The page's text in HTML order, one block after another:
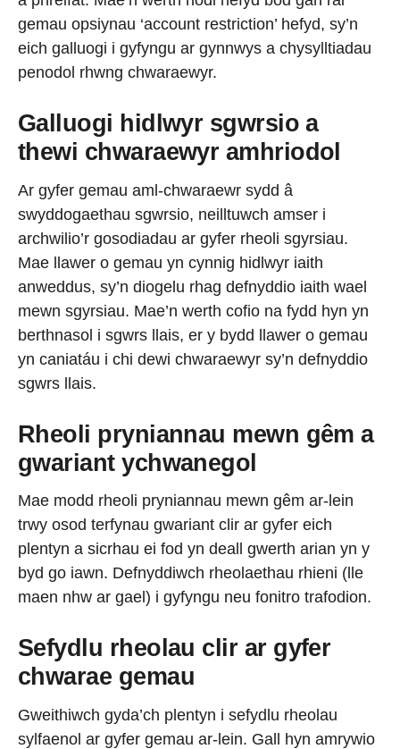
gemau opsiynau ‘account restriction’ hefyd, sy’n
eich galluogi i gyfyngu ar gynnwys a chysylltiadau
penodol rhwng chwaraewyr.
Galluogi hidlwyr sgwrsio a
thewi chwaraewyr amhriodol
Ar gyfer gemau aml-chwaraewr sydd â
swyddogaethau sgwrsio, neilltuwch amser i
archwilio’r gosodiadau ar gyfer rheoli sgyrsiau.
Mae llawer o gemau yn cynnig hidlwyr iaith
anweddus, sy’n diogelu rhag defnyddio iaith wael
mewn sgyrsiau. Mae’n werth cofio na fydd hyn yn
berthnasol i sgwrs llais, er y bydd llawer o gemau
yn caniatáu i chi dewi chwaraewyr sy’n defnyddio
sgwrs llais.
Rheoli pryniannau mewn gêm a
gwariant ychwanegol
Mae modd rheoli pryniannau mewn gêm ar-lein
trwy osod terfynau gwariant clir ar gyfer eich
plentyn a sicrhau ei fod yn deall gwerth arian yn y
byd go iawn. Defnyddiwch rheolaethau rhieni (lle
maen nhw ar gael) i gyfyngu neu fonitro trafodion.
Sefydlu rheolau clir ar gyfer
chwarae gemau
Gweithiwch gyda’ch plentyn i sefydlu rheolau
sylfaenol ar gyfer gemau ar-lein. Gall hyn amrywio